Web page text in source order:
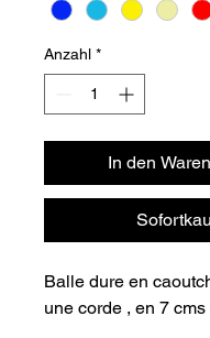
Anzahl *
In den
Balle dure en
une corde , en 7